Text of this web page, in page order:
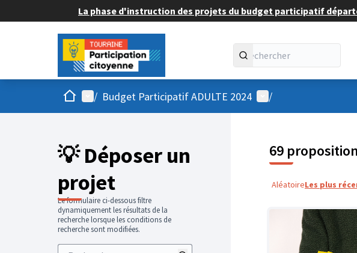
La phase d'instruction des projets du budget participatif
AccueilMenu principal
/ Budget Participatif ADULTE 2024 Menu utilisateur
/
💡 Déposer un
projet
Le formulaire ci-dessous filtre
dynamiquement les résultats de la
recherche lorsque les conditions de
recherche sont modifiées.
69
AléatoireLes plus